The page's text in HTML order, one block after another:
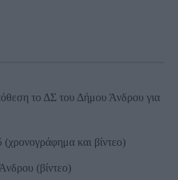
το ΔΣ του Δήμου Άνδρου για
και βίντεο)
(βίντεο)